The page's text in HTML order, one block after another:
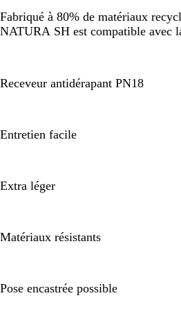
Fabriqué à 80% de matériaux
NATURA SH est compatible avec
Receveur antidérapant PN18
Entretien facile
Extra léger
Matériaux résistants
Pose encastrée possible